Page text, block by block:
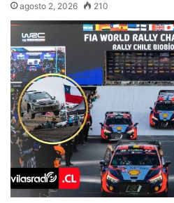
agosto 2, 2026 210